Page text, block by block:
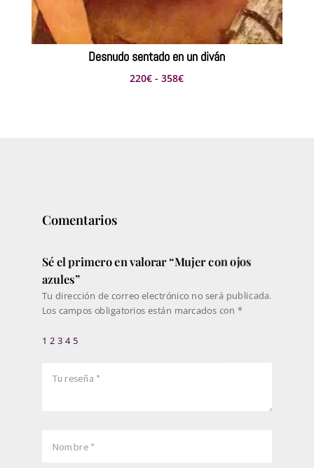
Desnudo sentado en un diván
220€ - 358€Rango
Comentarios
Sé el primero en valorar “Mujer con ojos
azules”
Tu dirección de correo electrónico no será publicada.
Los campos obligatorios están marcados con *
1 2 3 4 5